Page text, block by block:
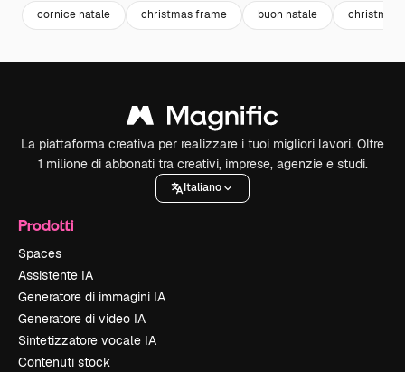
cornice natale christmas frame buon natale christmas
La piattaforma creativa per realizzare i tuoi migliori lavori. Oltre
1 milione di abbonati tra creativi, imprese, agenzie e studi.
Italiano
Prodotti
Spaces
Assistente IA
Generatore di immagini IA
Generatore di video IA
Sintetizzatore vocale IA
Contenuti stock